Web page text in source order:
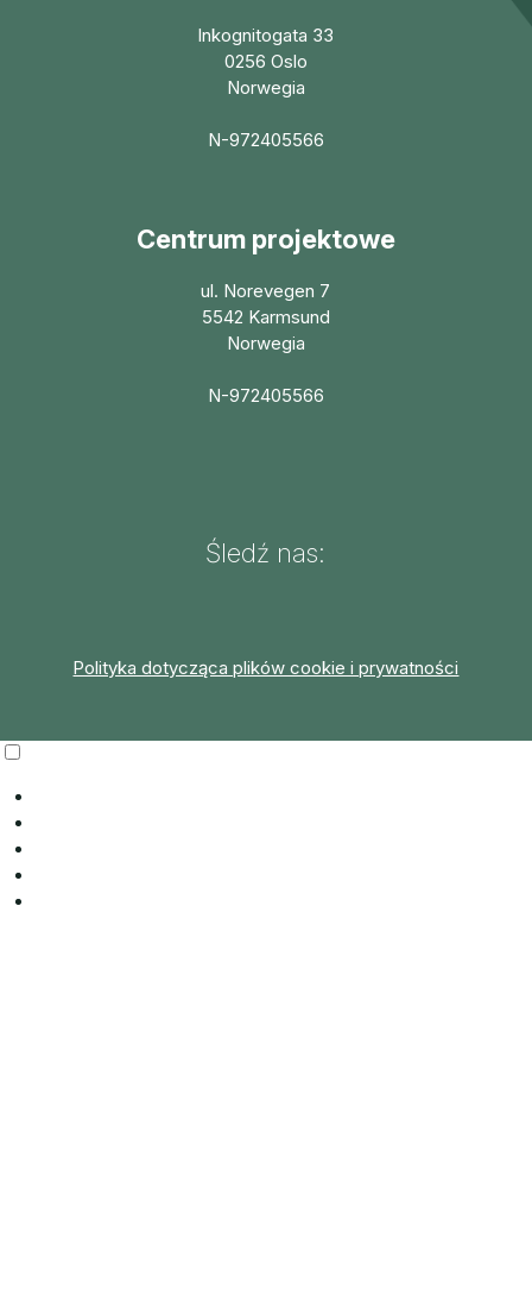
Inkognitogata 33
0256 Oslo
Norwegia
N-972405566
Centrum projektowe
ul. Norevegen 7
5542 Karmsund
Norwegia
N-972405566
Śledź nas:
Polityka dotycząca plików cookie i prywatności